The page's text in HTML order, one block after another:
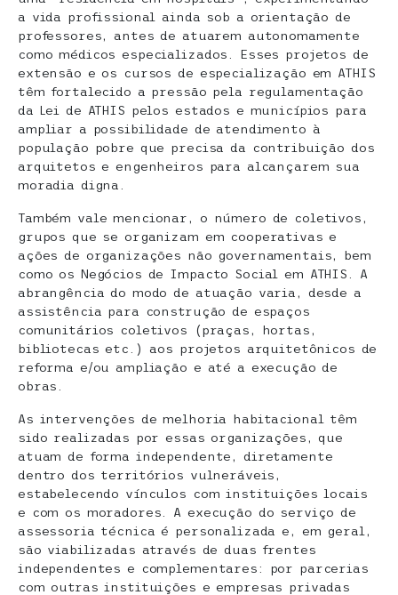
a vida profissional ainda sob a orientação de
professores, antes de atuarem autonomamente
como médicos especializados. Esses projetos de
extensão e os cursos de especialização em ATHIS
têm fortalecido a pressão pela regulamentação
da Lei de ATHIS pelos estados e municípios para
ampliar a possibilidade de atendimento à
população pobre que precisa da contribuição dos
arquitetos e engenheiros para alcançarem sua
moradia digna.
Também vale mencionar, o número de coletivos,
grupos que se organizam em cooperativas e
ações de organizações não governamentais, bem
como os Negócios de Impacto Social em ATHIS. A
abrangência do modo de atuação varia, desde a
assistência para construção de espaços
comunitários coletivos (praças, hortas,
bibliotecas etc.) aos projetos arquitetônicos de
reforma e/ou ampliação e até a execução de
obras.
As intervenções de melhoria habitacional têm
sido realizadas por essas organizações, que
atuam de forma independente, diretamente
dentro dos territórios vulneráveis,
estabelecendo vínculos com instituições locais
e com os moradores. A execução do serviço de
assessoria técnica é personalizada e, em geral,
são viabilizadas através de duas frentes
independentes e complementares: por parcerias
com outras instituições e empresas privadas